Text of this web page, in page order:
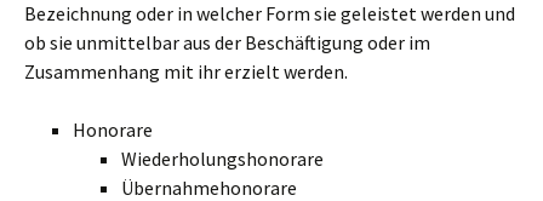
Bezeichnung oder in welcher Form sie geleistet werden und
ob sie unmittelbar aus der Beschäftigung oder im
Zusammenhang mit ihr erzielt werden.
Honorare
Wiederholungshonorare
Übernahmehonorare